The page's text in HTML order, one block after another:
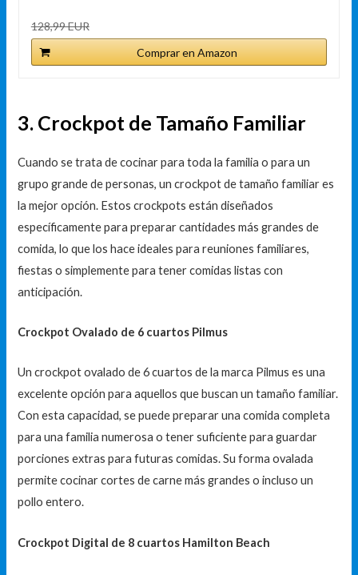
128,99 EUR
Comprar en Amazon
3. Crockpot de Tamaño Familiar
Cuando se trata de cocinar para toda la familia o para un
grupo grande de personas, un crockpot de tamaño familiar es
la mejor opción. Estos crockpots están diseñados
específicamente para preparar cantidades más grandes de
comida, lo que los hace ideales para reuniones familiares,
fiestas o simplemente para tener comidas listas con
anticipación.
Crockpot Ovalado de 6 cuartos Pilmus
Un crockpot ovalado de 6 cuartos de la marca Pilmus es una
excelente opción para aquellos que buscan un tamaño familiar.
Con esta capacidad, se puede preparar una comida completa
para una familia numerosa o tener suficiente para guardar
porciones extras para futuras comidas. Su forma ovalada
permite cocinar cortes de carne más grandes o incluso un
pollo entero.
Crockpot Digital de 8 cuartos Hamilton Beach